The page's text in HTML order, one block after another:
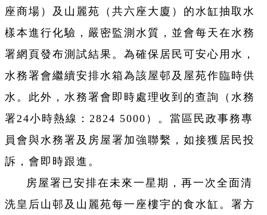
座商場）及山麗苑（共六座大廈）的水缸抽取水
樣本進行化驗，嚴密監測水質，並會每天在水務
署網頁發布測試結果。為確保居民可安心用水，
水務署會繼續安排水箱為該屋邨及屋苑作臨時供
水。此外，水務署會即時處理收到的查詢（水務
署24小時熱線：2824 5000）。當區民政事務專
員會與水務署及房屋署加強聯繫，如接獲居民投
訴，會即時跟進。
房屋署已安排在未來一星期，再一次全面清
洗皇后山邨及山麗苑每一座樓宇的食水缸。署方